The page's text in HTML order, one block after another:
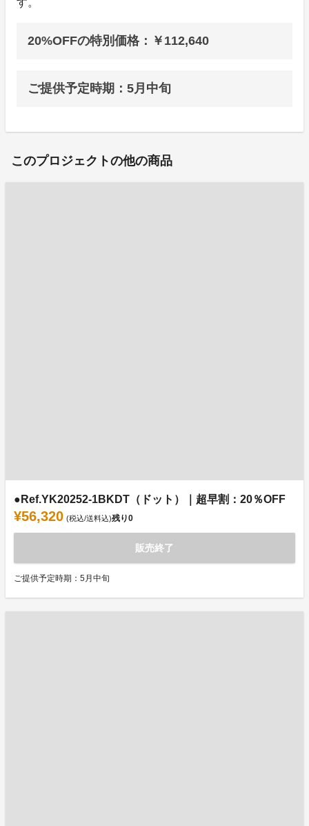
す。
20%OFFの特別価格：￥112,640
ご提供予定時期：5月中旬
このプロジェクトの他の商品
●Ref.YK20252-1BKDT（ドット）｜超早割：20％OFF
¥56,320 (税込/送料込)残り0
販売終了
ご提供予定時期：5月中旬